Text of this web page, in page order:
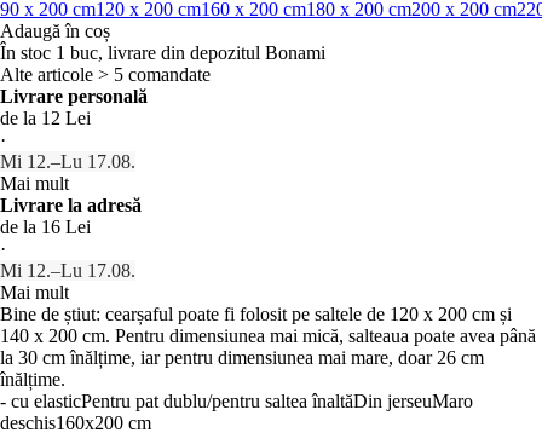
90 x 200 cm120 x 200 cm160 x 200 cm180 x 200 cm200 x 200 cm
Adaugă în coș
În stoc 1 buc, livrare din depozitul Bonami
Alte articole > 5 comandate
Livrare personală
de la 12 Lei
·
Mi 12.–Lu 17.08.
Mai mult
Livrare la adresă
de la 16 Lei
·
Mi 12.–Lu 17.08.
Mai mult
Bine de știut: cearșaful poate fi folosit pe saltele de 120 x 200 cm și
140 x 200 cm. Pentru dimensiunea mai mică, salteaua poate avea până
la 30 cm înălțime, iar pentru dimensiunea mai mare, doar 26 cm
înălțime.
- cu elasticPentru pat dublu/pentru saltea înaltăDin jerseuMaro
deschis160x200 cm